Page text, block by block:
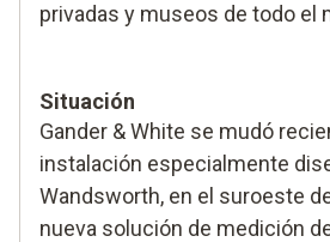
privadas y museos de todo el
Situación
Gander & White se mudó
instalación especialmente
Wandsworth, en el suroeste
nueva solución de medición